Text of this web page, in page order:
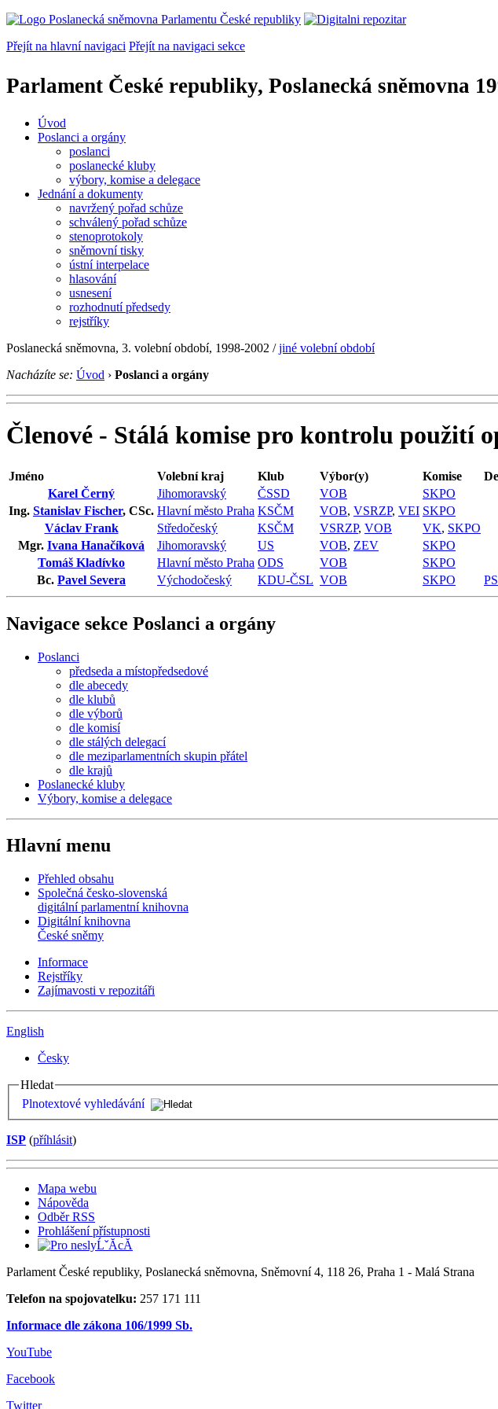
Přejít na hlavní navigaci Přejít na navigaci sekce
Parlament České republiky, Poslanecká sněmovna
Úvod
Poslanci a orgány
poslanci
poslanecké kluby
výbory, komise a delegace
Jednání a dokumenty
navržený pořad schůze
schválený pořad schůze
stenoprotokoly
sněmovní tisky
ústní interpelace
hlasování
usnesení
rozhodnutí předsedy
rejstříky
Poslanecká sněmovna, 3. volební období, 1998-2002 /jiné volební období
Nacházíte se: Úvod › Poslanci a orgány
Členové - Stálá komise pro kontrolu použití
Jméno Volební kraj Klub Výbor(y) Komise
Karel Černý
Jihomoravský ČSSD VOB
SKPO
Ing. Stanislav Fischer, CSc. Hlavní město Praha KSČM VOB, VSRZP, VEI SKPO
Václav Frank
Středočeský KSČM VSRZP, VOB VK, SKPO
Mgr. Ivana Hanačíková Jihomoravský US VOB, ZEV
SKPO
Tomáš Kladívko
Hlavní město Praha ODS VOB
SKPO
Bc. Pavel Severa Východočeský KDU-ČSL VOB SKPO
Navigace sekce Poslanci a orgány
Poslanci
předseda a místopředsedové
dle abecedy
dle klubů
dle výborů
dle komisí
dle stálých delegací
dle meziparlamentních skupin přátel
dle krajů
Poslanecké kluby
Výbory, komise a delegace
Hlavní menu
Přehled obsahu
Společná česko-slovenská
digitální parlamentní knihovna
Digitální knihovna
České sněmy
Informace
Rejstříky
Zajímavosti v repozitáři
English
Česky
Hledat
Plnotextové vyhledávání
ISP (příhlásit)
Mapa webu
Nápověda
Odběr RSS
Prohlášení přístupnosti
Parlament České republiky, Poslanecká sněmovna, Sněmovní 4, 118 26, Praha 1 - Malá Strana
Telefon na spojovatelku: 257 171 111
Informace dle zákona 106/1999 Sb.
YouTube
Facebook
Twitter